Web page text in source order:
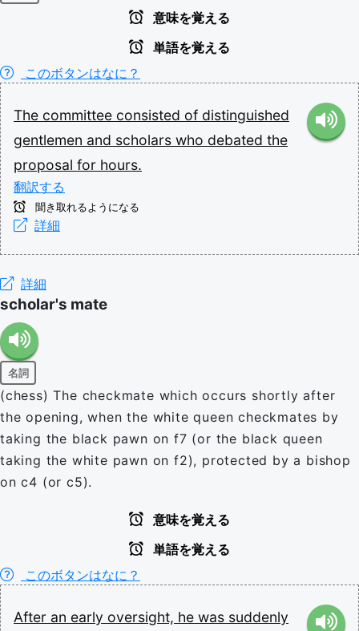
意味を覚える
単語を覚える
このボタンはなに？
The committee consisted of distinguished
gentlemen and scholars who debated the
proposal for hours.
翻訳する
聞き取れるようになる
詳細
詳細
scholar's mate
名詞
(chess) The checkmate which occurs shortly after
the opening, when the white queen checkmates by
taking the black pawn on f7 (or the black queen
taking the white pawn on f2), protected by a bishop
on c4 (or c5).
意味を覚える
単語を覚える
このボタンはなに？
After an early oversight, he was suddenly